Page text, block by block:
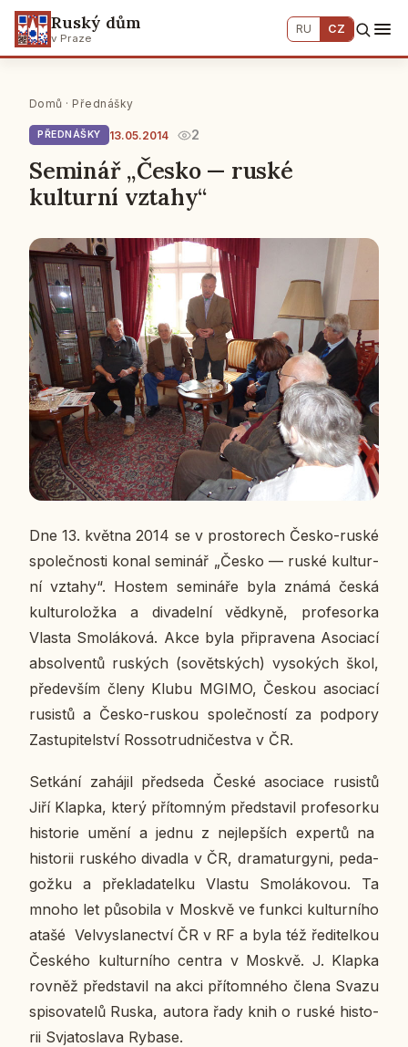
Ruský dům
v Praze
RU CZ
Domů · Přednášky
PŘEDNÁŠKY 13.05.2014 2
Seminář „Česko — ruské
kulturní vztahy“
Dne 13. května 2014 se v pro­sto­rech Česko-ruské
spo­leč­nos­ti konal se­mi­nář „Česko — ruské kul­tur­
ní vztahy“. Hostem se­mi­ná­ře byla známá česká
kul­tu­ro­lož­ka a di­va­del­ní věd­ky­ně, pro­fe­sor­ka
Vlasta Smo­lá­ko­vá. Akce byla při­pra­ve­na Aso­ci­a­cí
ab­sol­ven­tů rus­kých (so­vět­ských) vy­so­kých škol,
pře­de­vším členy Klubu MGIMO, Českou aso­ci­a­cí
ru­sis­tů a Česko-ruskou spo­leč­nos­tí za pod­po­ry
Za­stu­pi­tel­ství Ros­so­trud­ni­čestva v ČR.
Se­tká­ní za­há­jil před­se­da České aso­ci­a­ce ru­sis­tů
Jiří Klapka, který pří­tom­ným před­sta­vil pro­fe­sor­ku
his­to­rie umění a jednu z nej­lep­ších ex­per­tů na
his­to­rii rus­ké­ho di­va­dla v ČR, dra­ma­tur­gy­ni, pe­da­
gož­ku a pře­kla­da­tel­ku Vlastu Smo­lá­ko­vou. Ta
mnoho let pů­so­bi­la v Moskvě ve funkci kul­tur­ní­ho
atašé Vel­vy­sla­nec­tví ČR v RF a byla též ře­di­tel­kou
Čes­ké­ho kul­tur­ní­ho centra v Moskvě. J. Klapka
rovněž před­sta­vil na akci pří­tom­né­ho člena Svazu
spi­so­va­te­lů Ruska, autora řady knih o ruské his­to­
rii Svja­to­sla­va Rybase.